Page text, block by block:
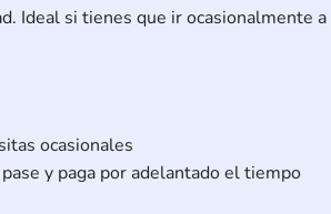
Ideal si tienes que ir ocasionalmente a
ocasionales
y paga por adelantado el tiempo